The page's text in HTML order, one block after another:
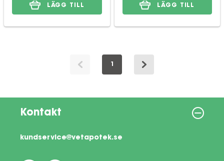
LÄGG TILL LÄGG TILL
1
Kontakt
kundservice@vetapotek.se